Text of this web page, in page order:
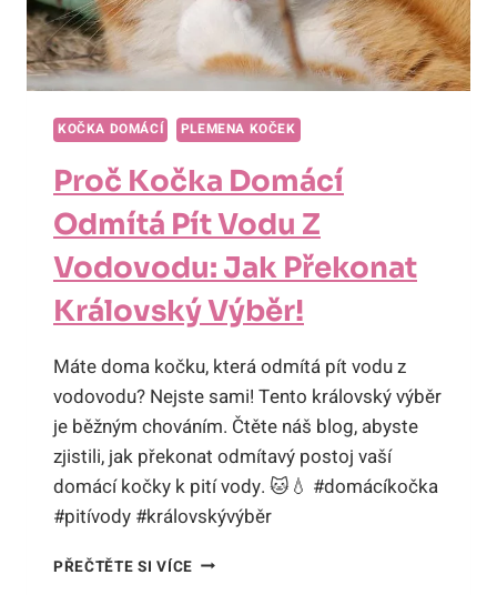
KOČKA DOMÁCÍ PLEMENA KOČEK
Proč Kočka Domácí
Odmítá Pít Vodu Z
Vodovodu: Jak Překonat
Královský Výběr!
Máte doma kočku, která odmítá pít vodu z
vodovodu? Nejste sami! Tento královský výběr
je běžným chováním. Čtěte náš blog, abyste
zjistili, jak překonat odmítavý postoj vaší
domácí kočky k pití vody. 🐱💧 #domácíkočka
#pitívody #královskývýběr
PŘEČTĚTE SI VÍCEPROČ